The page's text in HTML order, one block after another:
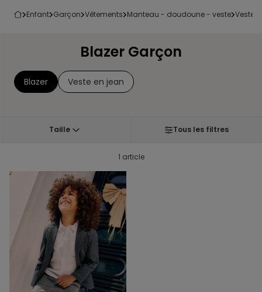
enfant garçon vêtements manteau - doudoune - veste veste
Blazer Garçon
Blazer Veste en jean
Taille Tous les filtres
1 article